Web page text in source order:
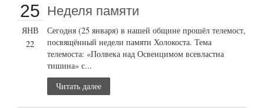
25
ЯНВ
22
Неделя памяти
Сегодня (25 января) в нашей общине прошёл телемост,
посвящённый недели памяти Холокоста. Тема
телемоста: «Полвека над Освенцимом всевластна
тишина» с...
Читать далее